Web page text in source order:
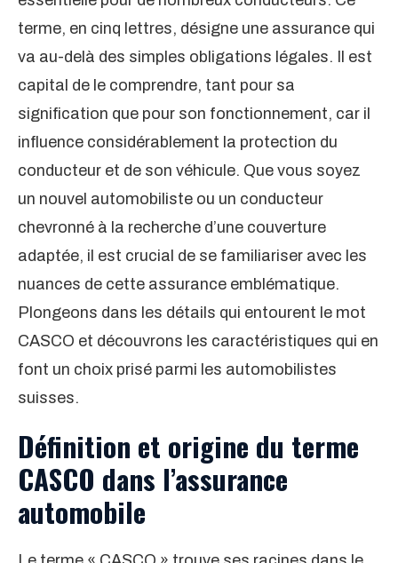
terme, en cinq lettres, désigne une assurance qui
va au-delà des simples obligations légales. Il est
capital de le comprendre, tant pour sa
signification que pour son fonctionnement, car il
influence considérablement la protection du
conducteur et de son véhicule. Que vous soyez
un nouvel automobiliste ou un conducteur
chevronné à la recherche d’une couverture
adaptée, il est crucial de se familiariser avec les
nuances de cette assurance emblématique.
Plongeons dans les détails qui entourent le mot
CASCO et découvrons les caractéristiques qui en
font un choix prisé parmi les automobilistes
suisses.
Définition et origine du terme
CASCO dans l’assurance
automobile